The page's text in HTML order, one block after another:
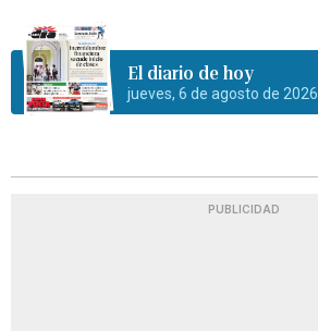
El diario de hoy
jueves, 6 de agosto de 2026
PUBLICIDAD